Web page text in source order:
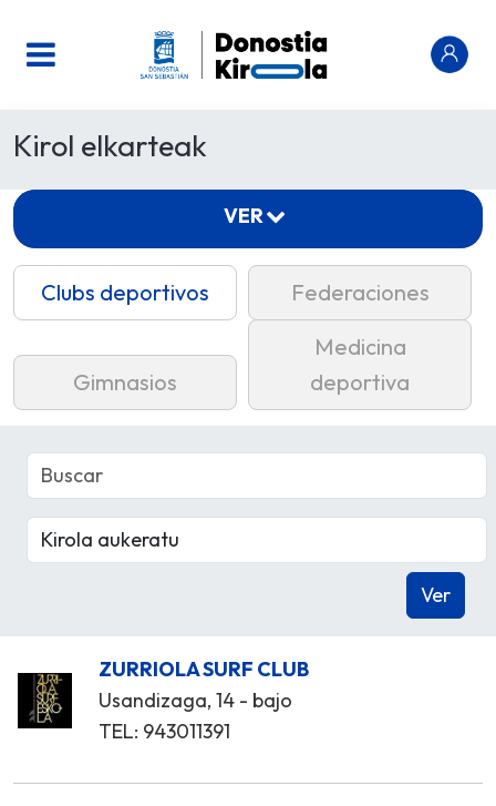
Kirol elkarteak
Clubs deportivos Federaciones
Gimnasios
Medicina
deportiva
ZURRIOLA SURF CLUB
Usandizaga, 14 - bajo
TEL: 943011391
VER